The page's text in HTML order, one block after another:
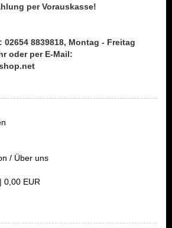
per Vorauskasse!
8839818, Montag - Freitag
oder per E-Mail:
/ Über uns
0,00 EUR